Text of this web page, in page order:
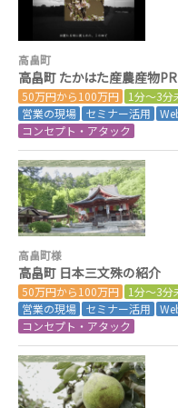
高畠町
高畠町 たかはた産農産物
50万円から100万円 1分～3分
営業の現場
セミナー活用
コンセプト・アタック
高畠町様
高畠町 日本三文殊の紹介
50万円から100万円 1分～3分
営業の現場
セミナー活用
コンセプト・アタック